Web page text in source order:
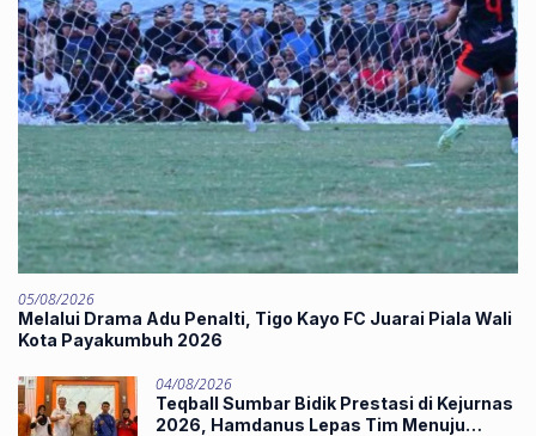
05/08/2026
Melalui Drama Adu Penalti, Tigo Kayo FC Juarai Piala Wali
Kota Payakumbuh 2026
04/08/2026
Teqball Sumbar Bidik Prestasi di Kejurnas
2026, Hamdanus Lepas Tim Menuju